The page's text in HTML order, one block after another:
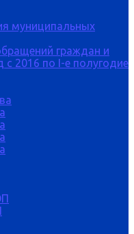
муниципальных
граждан и
с 2016 по I-е полугодие